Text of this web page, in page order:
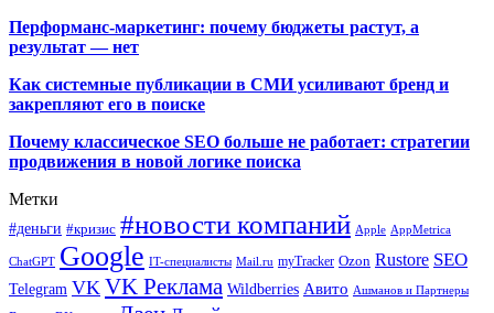
Перформанс-маркетинг: почему бюджеты растут, а
результат — нет
Как системные публикации в СМИ усиливают бренд и
закрепляют его в поиске
Почему классическое SEO больше не работает: стратегии
продвижения в новой логике поиска
Метки
#деньги #кризис #новости компаний Apple AppMetrica
ChatGPT Google IT-специалисты Mail.ru myTracker Ozon Rustore SEO
Telegram VK VK Реклама Wildberries Авито Ашманов и Партнеры